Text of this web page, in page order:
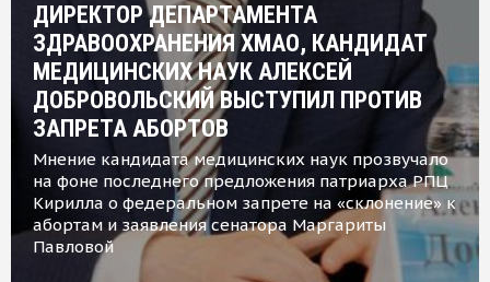
ДИРЕКТОР ДЕПАРТАМЕНТА
ЗДРАВООХРАНЕНИЯ ХМАО, КАНДИДАТ
МЕДИЦИНСКИХ НАУК АЛЕКСЕЙ
ДОБРОВОЛЬСКИЙ ВЫСТУПИЛ ПРОТИВ
ЗАПРЕТА АБОРТОВ
Мнение кандидата медицинских наук прозвучало
на фоне последнего предложения патриарха РПЦ
Кирилла о федеральном запрете на «склонение» к
абортам и заявления сенатора Маргариты
Павловой